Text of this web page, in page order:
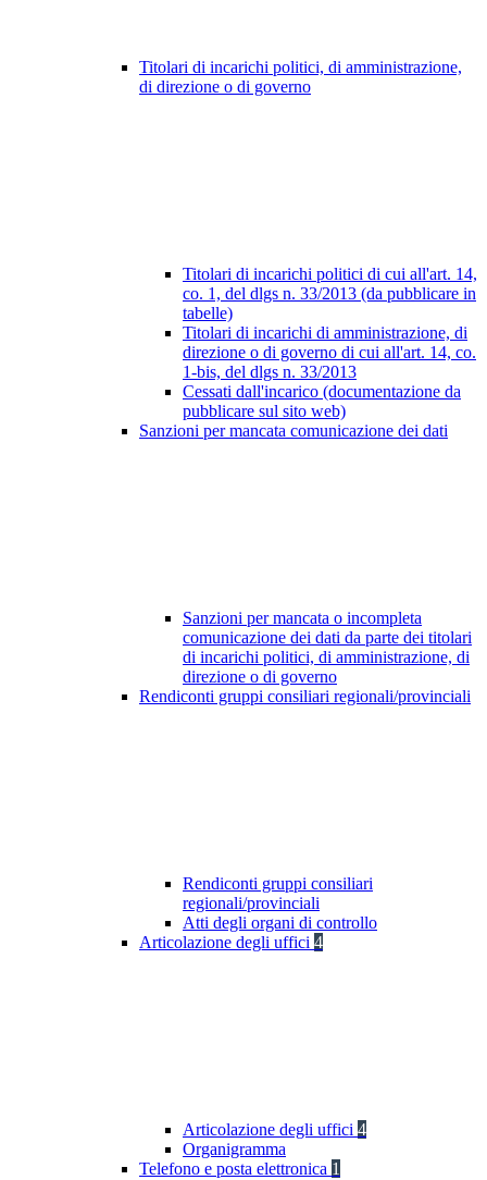
Titolari di incarichi politici, di amministrazione,
di direzione o di governo
Titolari di incarichi politici di cui all'art. 14,
co. 1, del dlgs n. 33/2013 (da pubblicare in
tabelle)
Titolari di incarichi di amministrazione, di
direzione o di governo di cui all'art. 14, co.
1-bis, del dlgs n. 33/2013
Cessati dall'incarico (documentazione da
pubblicare sul sito web)
Sanzioni per mancata comunicazione dei dati
Sanzioni per mancata o incompleta
comunicazione dei dati da parte dei titolari
di incarichi politici, di amministrazione, di
direzione o di governo
Rendiconti gruppi consiliari regionali/provinciali
Rendiconti gruppi consiliari
regionali/provinciali
Atti degli organi di controllo
Articolazione degli uffici 4
Articolazione degli uffici 4
Organigramma
Telefono e posta elettronica 1